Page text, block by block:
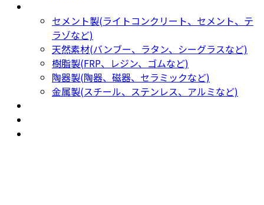
セメント製(ライトコンクリート、セメント、テ
ラゾなど)
天然素材(バンブー、ラタン、シーグラスなど)
樹脂製(FRP、レジン、ゴムなど)
陶器製(陶器、磁器、セラミックなど)
金属製(スチール、ステンレス、アルミなど)